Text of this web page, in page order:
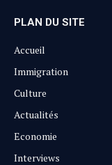
PLAN DU SITE
Accueil
Immigration
Culture
Actualités
Economie
Interviews